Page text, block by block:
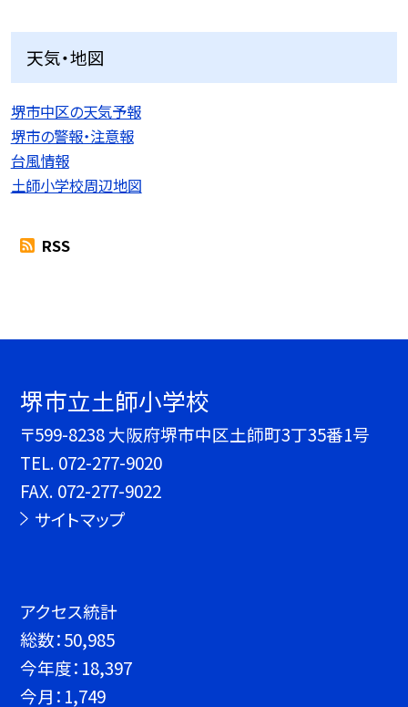
天気・地図
堺市中区の天気予報
堺市の警報・注意報
台風情報
土師小学校周辺地図
RSS
堺市立土師小学校
〒599-8238 大阪府堺市中区土師町3丁35番1号
TEL. 072-277-9020
FAX. 072-277-9022
サイトマップ
アクセス統計
総数：50,985
今年度： 18,397
今月： 1,749